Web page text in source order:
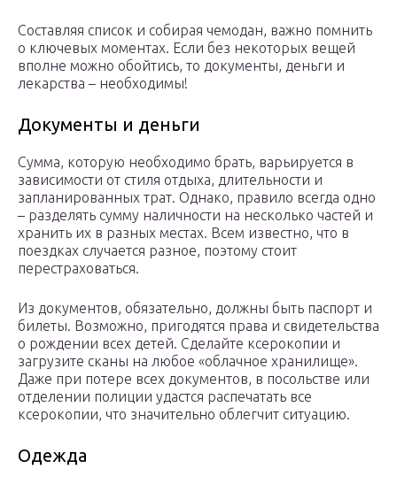
Составляя список и собирая чемодан, важно помнить
о ключевых моментах. Если без некоторых вещей
вполне можно обойтись, то документы, деньги и
лекарства – необходимы!
Документы и деньги
Сумма, которую необходимо брать, варьируется в
зависимости от стиля отдыха, длительности и
запланированных трат. Однако, правило всегда одно
– разделять сумму наличности на несколько частей и
хранить их в разных местах. Всем известно, что в
поездках случается разное, поэтому стоит
перестраховаться.
Из документов, обязательно, должны быть паспорт и
билеты. Возможно, пригодятся права и свидетельства
о рождении всех детей. Сделайте ксерокопии и
загрузите сканы на любое «облачное хранилище».
Даже при потере всех документов, в посольстве или
отделении полиции удастся распечатать все
ксерокопии, что значительно облегчит ситуацию.
Одежда